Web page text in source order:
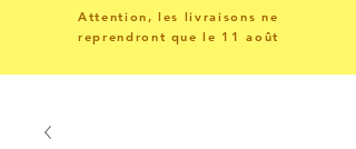
Attention, les livraisons ne
reprendront que le 11 août